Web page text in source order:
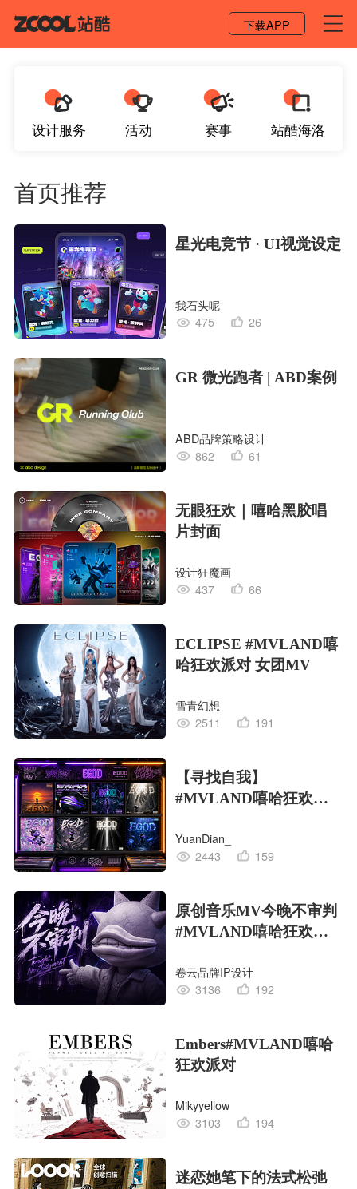
下载APP
设计服务 活动 赛事 站酷海洛
首页推荐
星光电竞节 · UI视觉设定
我石头呢
475
26
GR 微光跑者 | ABD案例
ABD品牌策略设计
862
61
无眼狂欢｜嘻哈黑胶唱
片封面
设计狂魔画
437
66
ECLIPSE #MVLAND嘻
哈狂欢派对 女团MV
雪青幻想
2511
191
【寻找自我】
#MVLAND嘻哈狂欢派
YuanDian_
2443
159
原创音乐MV今晚不审判
#MVLAND嘻哈狂欢派
卷云品牌IP设计
3136
192
Embers#MVLAND嘻哈
狂欢派对
Mikyyellow
3103
194
迷恋她笔下的法式松弛